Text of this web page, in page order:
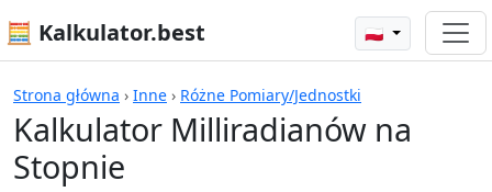
🧮 Kalkulator.best 🇵🇱
Strona główna › Inne › Różne Pomiary/Jednostki
Kalkulator Milliradianów na
Stopnie
Kalkulatory